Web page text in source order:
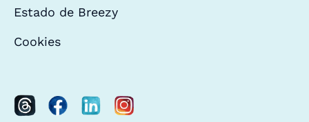
Estado de Breezy
Cookies